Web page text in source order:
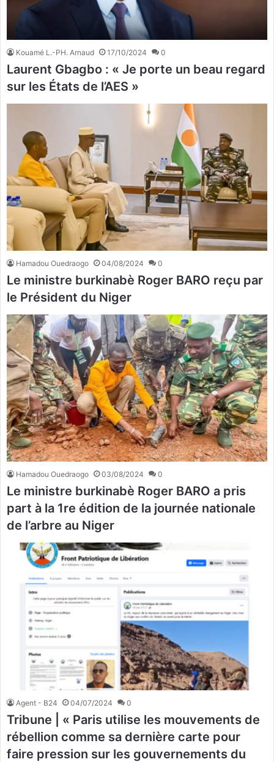
Kouamé L.-PH. Arnaud 17/10/2024 0
Laurent Gbagbo : « Je porte un beau regard
sur les États de l’AES »
Hamadou Ouedraogo 04/08/2024 0
Le ministre burkinabè Roger BARO reçu par
le Président du Niger
Hamadou Ouedraogo 03/08/2024 0
Le ministre burkinabè Roger BARO a pris
part à la 1re édition de la journée nationale
de l’arbre au Niger
Agent - B24 04/07/2024 0
Tribune | « Paris utilise les mouvements de
rébellion comme sa dernière carte pour
faire pression sur les gouvernements du